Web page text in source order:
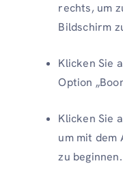
rechts, um
Bildschirm
Klicken Sie
Option
Klicken Sie
um mit dem
zu beginnen.